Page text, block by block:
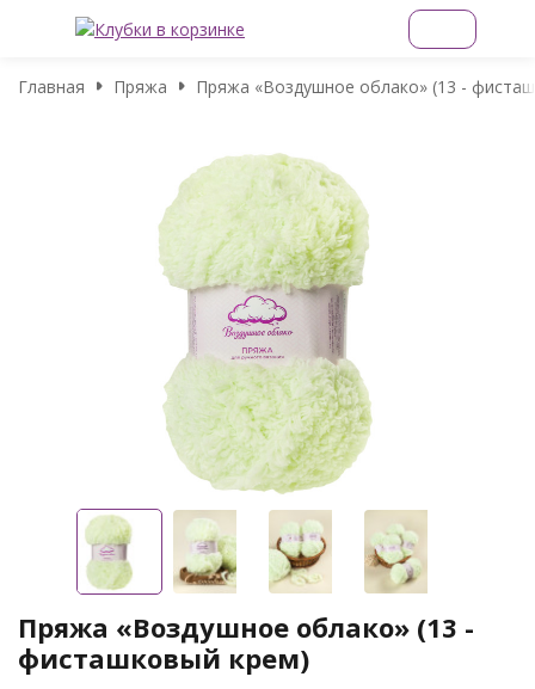
Главная Пряжа Пряжа «Воздушное облако» (13 -
Пряжа «Воздушное облако» (13 -
фисташковый крем)